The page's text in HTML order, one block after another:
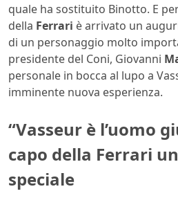
quale ha sostituito Binotto. E
della Ferrari è arrivato un
di un personaggio molto
presidente del Coni, Giovanni
personale in bocca al lupo a
imminente nuova esperienza.
“Vasseur è l’uomo
capo della Ferrari
speciale